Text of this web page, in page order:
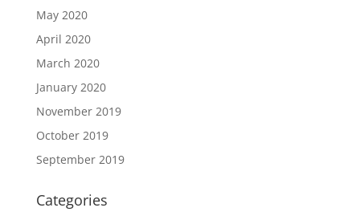
May 2020
April 2020
March 2020
January 2020
November 2019
October 2019
September 2019
Categories